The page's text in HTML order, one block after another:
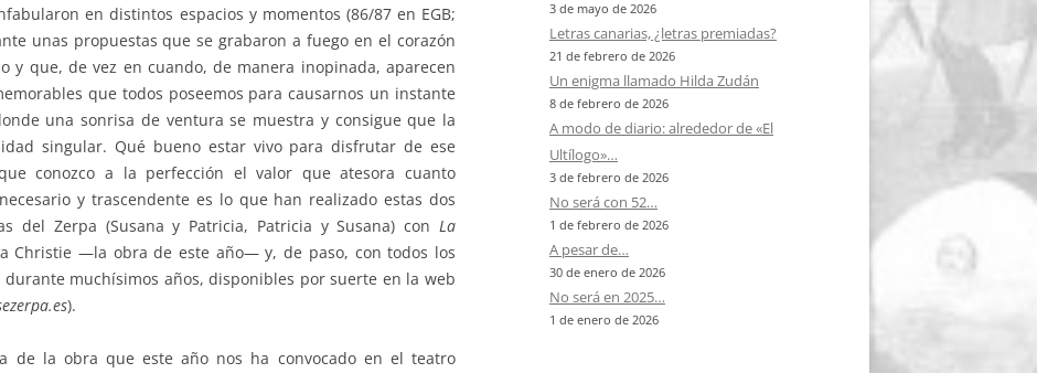
en distintos espacios y momentos (86/87 en EGB;
unas propuestas que se grabaron a fuego en el corazón
y que, de vez en cuando, de manera inopinada, aparecen
que todos poseemos para causarnos un instante
una sonrisa de ventura se muestra y consigue que la
singular. Qué bueno estar vivo para disfrutar de ese
conozco a la perfección el valor que atesora cuanto
y trascendente es lo que han realizado estas dos
del Zerpa (Susana y Patricia, Patricia y Susana) con La
Christie —la obra de este año— y, de paso, con todos los
muchísimos años, disponibles por suerte en la web
).
de la obra que este año nos ha convocado en el teatro
3 de mayo de 2026
Letras canarias, ¿letras premiadas?
21 de febrero de 2026
Un enigma llamado Hilda Zudán
8 de febrero de 2026
A modo de diario: alrededor de «El
Ultílogo»…
3 de febrero de 2026
No será con 52…
1 de febrero de 2026
A pesar de…
30 de enero de 2026
No será en 2025…
1 de enero de 2026